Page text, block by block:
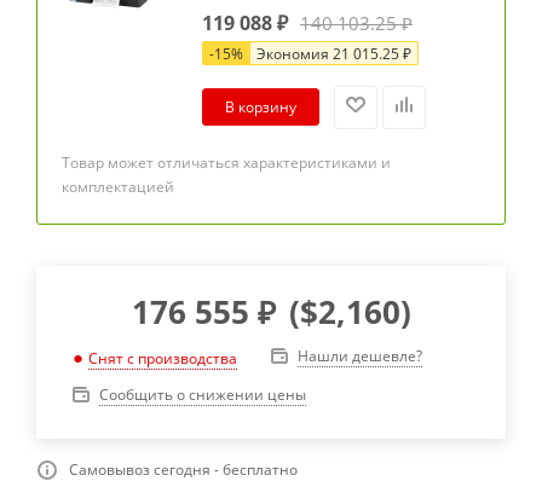
119 088₽ 140 103.25₽
-15% Экономия 21 015.25₽
В корзину
Товар может отличаться характеристиками и
комплектацией
176 555 ₽ ($2,160)
Снят с производства
Нашли дешевле?
Сообщить о снижении цены
Самовывоз сегодня - бесплатно